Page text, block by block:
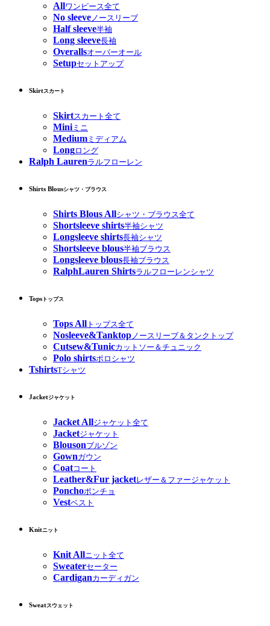
Allワンピース全て
No sleeveノースリーブ
Half sleeve半袖
Long sleeve長袖
Overallsオーバーオール
Setupセットアップ
Skirtスカート
Skirtスカート全て
Miniミニ
Medium ミディアム
Longロング
Ralph Laurenラルフローレン
Shirts Blousシャツ・ブラウス
Shirts Blous Allシャツ・ブラウス全て
Shortsleeve shirts半袖シャツ
Longsleeve shirts長袖シャツ
Shortsleeve blous半袖ブラウス
Longsleeve blous長袖ブラウス
RalphLauren Shirtsラルフローレンシャツ
Tops トップス
Tops All トップス全て
Nosleeve&Tanktop ノースリーブ＆タンクトップ
Cutsew&Tunicカットソー＆チュニック
Polo shirtsポロシャツ
TshirtsTシャツ
Jacketジャケット
Jacket Allジャケット全て
Jacketジャケット
Blousonブルゾン
Gownガウン
Coatコート
Leather&Fur jacketレザー＆ファージャケット
Ponchoポンチョ
Vestベスト
Knitニット
Knit Allニット全て
Sweaterセーター
Cardiganカーディガン
Sweatスウェット